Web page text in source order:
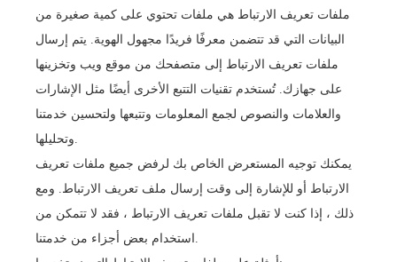
ملفات تعريف الارتباط هي ملفات تحتوي على كمية صغيرة من
البيانات التي قد تتضمن معرفًا فريدًا مجهول الهوية. يتم إرسال
ملفات تعريف الارتباط إلى متصفحك من موقع ويب وتخزينها
على جهازك. تُستخدم تقنيات التتبع الأخرى أيضًا مثل الإشارات
والعلامات والنصوص لجمع المعلومات وتتبعها ولتحسين خدمتنا
وتحليلها.
يمكنك توجيه المستعرض الخاص بك لرفض جميع ملفات تعريف
الارتباط أو للإشارة إلى وقت إرسال ملف تعريف الارتباط. ومع
ذلك ، إذا كنت لا تقبل ملفات تعريف الارتباط ، فقد لا تتمكن من
استخدام بعض أجزاء من خدمتنا.